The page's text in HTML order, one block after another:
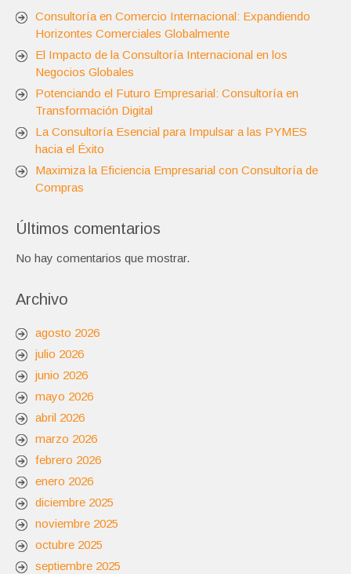
Consultoría en Comercio Internacional: Expandiendo
Horizontes Comerciales Globalmente
El Impacto de la Consultoría Internacional en los
Negocios Globales
Potenciando el Futuro Empresarial: Consultoría en
Transformación Digital
La Consultoría Esencial para Impulsar a las PYMES
hacia el Éxito
Maximiza la Eficiencia Empresarial con Consultoría de
Compras
Últimos comentarios
No hay comentarios que mostrar.
Archivo
agosto 2026
julio 2026
junio 2026
mayo 2026
abril 2026
marzo 2026
febrero 2026
enero 2026
diciembre 2025
noviembre 2025
octubre 2025
septiembre 2025